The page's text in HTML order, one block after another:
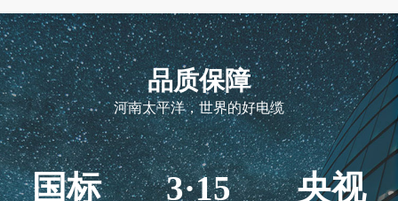
品质保障
河南太平洋，世界的好电缆
国标 3·15 央视